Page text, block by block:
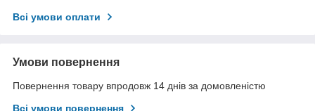
Всі умови оплати
Умови повернення
Повернення товару впродовж 14 днів за домовленістю
Всі умови повернення